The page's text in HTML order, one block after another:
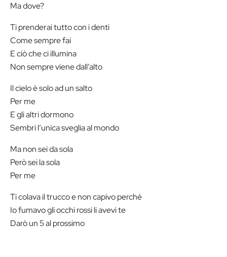
Ma dove?
Ti prenderai tutto con i denti
Come sempre fai
E ciò che ci illumina
Non sempre viene dall’alto
Il cielo è solo ad un salto
Per me
E gli altri dormono
Sembri l’unica sveglia al mondo
Ma non sei da sola
Però sei la sola
Per me
Ti colava il trucco e non capivo perché
Io fumavo gli occhi rossi li avevi te
Darò un 5 al prossimo